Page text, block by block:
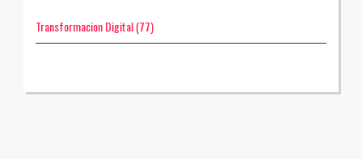
Transformacion Digital(77)